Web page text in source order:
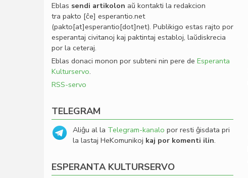
Eblas sendi artikolon aŭ kontakti la redakcion
tra pakto [ĉe] esperantio.net
(pakto[at]esperantio[dot]net). Publikigo estas rajto por
esperantaj civitanoj kaj paktintaj establoj, laŭdiskrecia
por la ceteraj.
Eblas donaci monon por subteni nin pere de Esperanta
Kulturservo.
RSS-servo
TELEGRAM
Aliĝu al la Telegram-kanalo por resti ĝisdata pri
la lastaj HeKomunikoj kaj por komenti ilin.
ESPERANTA KULTURSERVO